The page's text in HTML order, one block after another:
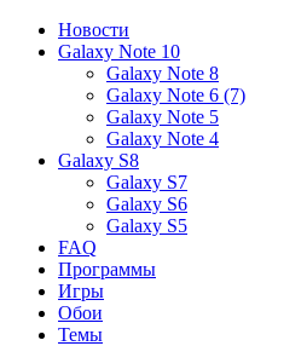
Новости
Galaxy Note 10
Galaxy Note 8
Galaxy Note 6 (7)
Galaxy Note 5
Galaxy Note 4
Galaxy S8
Galaxy S7
Galaxy S6
Galaxy S5
FAQ
Программы
Игры
Обои
Темы